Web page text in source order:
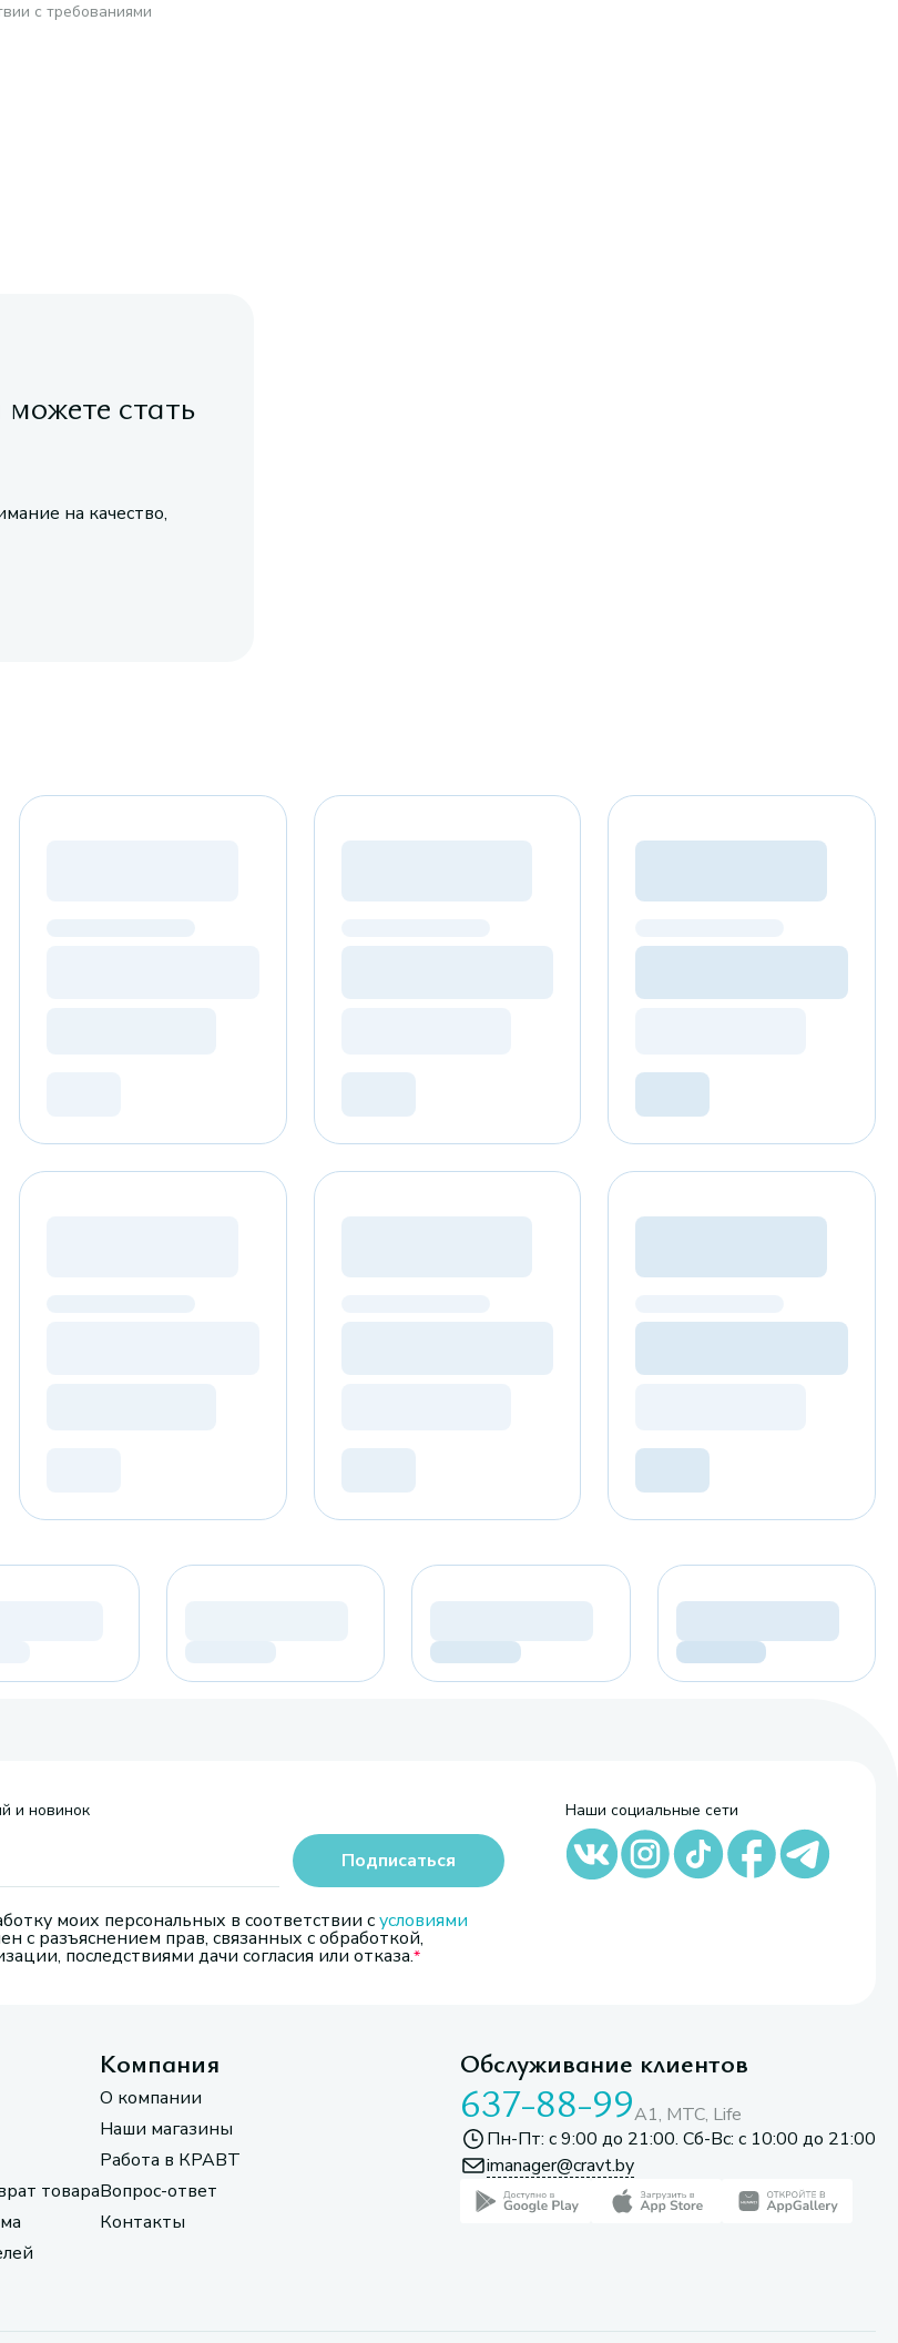
с требованиями
стать
на качество,
и новинок
моих персональных в соответствии сусловиями
с разъяснением прав, связанных с обработкой,
последствиями дачи согласия или отказа.
Подписаться
Наши социальные сети
товара
Компания
О компании
Наши магазины
Работа в КРАВТ
Вопрос-ответ
Контакты
Обслуживание клиентов
637-88-99A1, МТС, Life
Пн-Пт: с 9:00 до 21:00. Сб-Вс: с 10:00 до 21:00
imanager@cravt.by